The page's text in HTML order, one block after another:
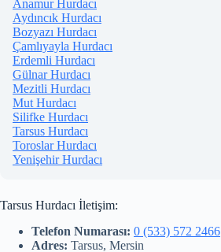
Anamur Hurdacı
Aydıncık Hurdacı
Bozyazı Hurdacı
Çamlıyayla Hurdacı
Erdemli Hurdacı
Gülnar Hurdacı
Mezitli Hurdacı
Mut Hurdacı
Silifke Hurdacı
Tarsus Hurdacı
Toroslar Hurdacı
Yenişehir Hurdacı
Tarsus Hurdacı İletişim:
Telefon Numarası: 0 (533) 572 2466
Adres: Tarsus, Mersin